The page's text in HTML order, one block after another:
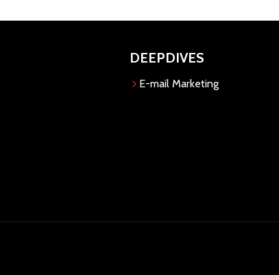
DEEPDIVES
E-mail Marketing